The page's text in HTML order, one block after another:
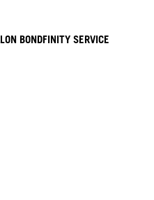
BONDFINITY SERVICE